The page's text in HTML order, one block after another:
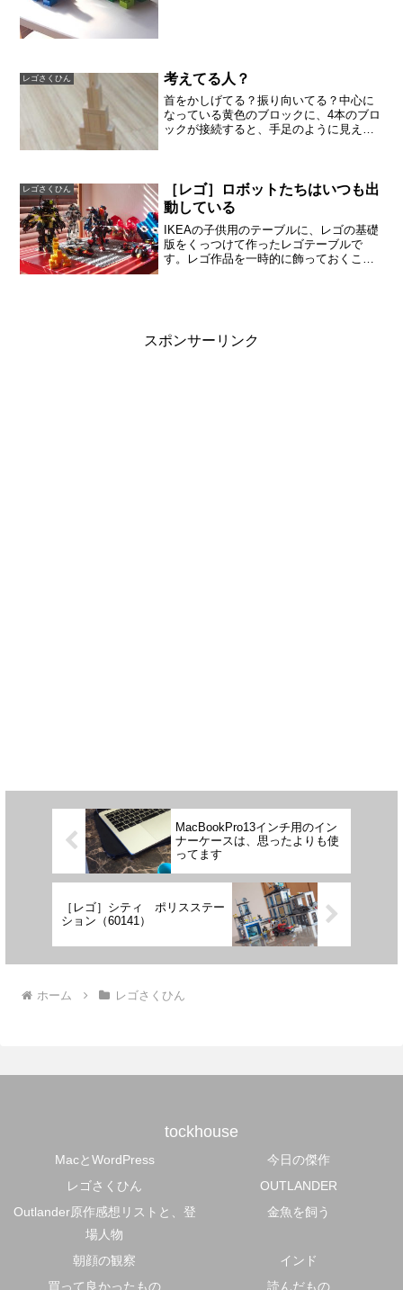
レゴさくひん 考えてる人？
首をかしげてる？振り向いてる？中心に
なっている黄色のブロックに、4本のブロ
ックが接続すると、手足のように見えま
いる！」007的。カラ...
レゴさくひん
［レゴ］ロボットたちはいつも出
動している
IKEAの子供用のテーブルに、レゴの基礎
版をくっつけて作ったレゴテーブルで
す。レゴ作品を一時的に飾っておくこと
スポンサーリンク
MacBookPro13インチ用のイン
ナーケースは、思ったよりも使
ってます
［レゴ］シティ ポリスステー
ション（60141）
ホーム レゴさくひん
tockhouse
MacとWordPress
今日の傑作
レゴさくひん
OUTLANDER
Outlander原作感想リストと、登
場人物
金魚を飼う
朝顔の観察
インド
買って良かったもの
読んだもの